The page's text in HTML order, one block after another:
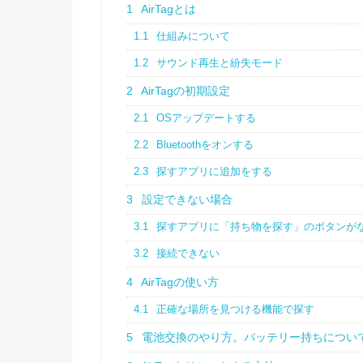
1 AirTagとは
1.1 仕組みについて
1.2 サウンド再生と紛失モード
2 AirTagの初期設定
2.1 OSアップデートする
2.2 Bluetoothをオンする
2.3 探すアプリに追加をする
3 設定できない場合
3.1 探すアプリに「持ち物を探す」のボタンが
3.2 接続できない
4 AirTagの使い方
4.1 正確な場所を見つける機能で探す
5 電池交換のやり方。バッテリー持ちについ